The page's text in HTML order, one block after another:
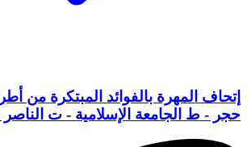
إتحاف المهرة بالفوائد المبتكرة من
حجر - ط الجامعة الإسلامية - ت الناصر 1 -19